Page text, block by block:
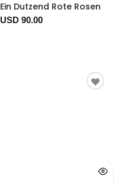
Ein Dutzend Rote Rosen
USD 90.00